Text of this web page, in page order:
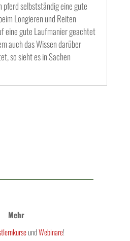
selbstständig eine gute
Longieren und Reiten
eine gute Laufmanier geachtet
auch das Wissen darüber
so sieht es in Sachen
Mehr
undWebinare!